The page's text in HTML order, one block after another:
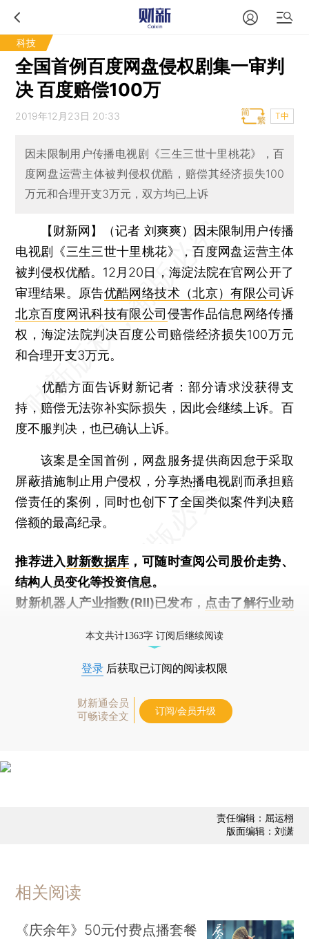
科技
全国首例百度网盘侵权剧集一审判
决 百度赔偿100万
2019年12月23日 20:33 T中
因未限制用户传播电视剧《三生三世十里桃花》，百
度网盘运营主体被判侵权优酷，赔偿其经济损失100
万元和合理开支3万元，双方均已上诉
【财新网】（记者 刘爽爽）
因未限制用户传播
电视剧《三生三世十里桃花》，百度网盘运营主体
被判侵权优酷。12月20日，海淀法院在官网公开了
审理结果。原告优酷网络技术（北京）有限公司 诉
北京百度网讯科技有限公司 侵害作品信息网络传播
权，海淀法院判决百度公司赔偿经济损失100万元
和合理开支3万元。
优酷方面告诉财新记者：部分请求没获得支
持，赔偿无法弥补实际损失，因此会继续上诉。百
度不服判决，也已确认上诉。
该案是全国首例，网盘服务提供商因怠于采取
屏蔽措施制止用户侵权，分享热播电视剧而承担赔
偿责任的案例，同时也创下了全国类似案件判决赔
偿额的最高纪录。
推荐进入财新数据库 ，可随时查阅公司股价走势、
结构人员变化等投资信息。
财新机器人产业指数(RII)已发布， 点击了解行业动
本文共计1363字 订阅后继续阅读
登录 后获取已订阅的阅读权限
财新通会员
可畅读全文
订阅/会员升级
责任编辑：屈运栩
版面编辑：刘潇
相关阅读
《庆余年》50元付费点播套餐